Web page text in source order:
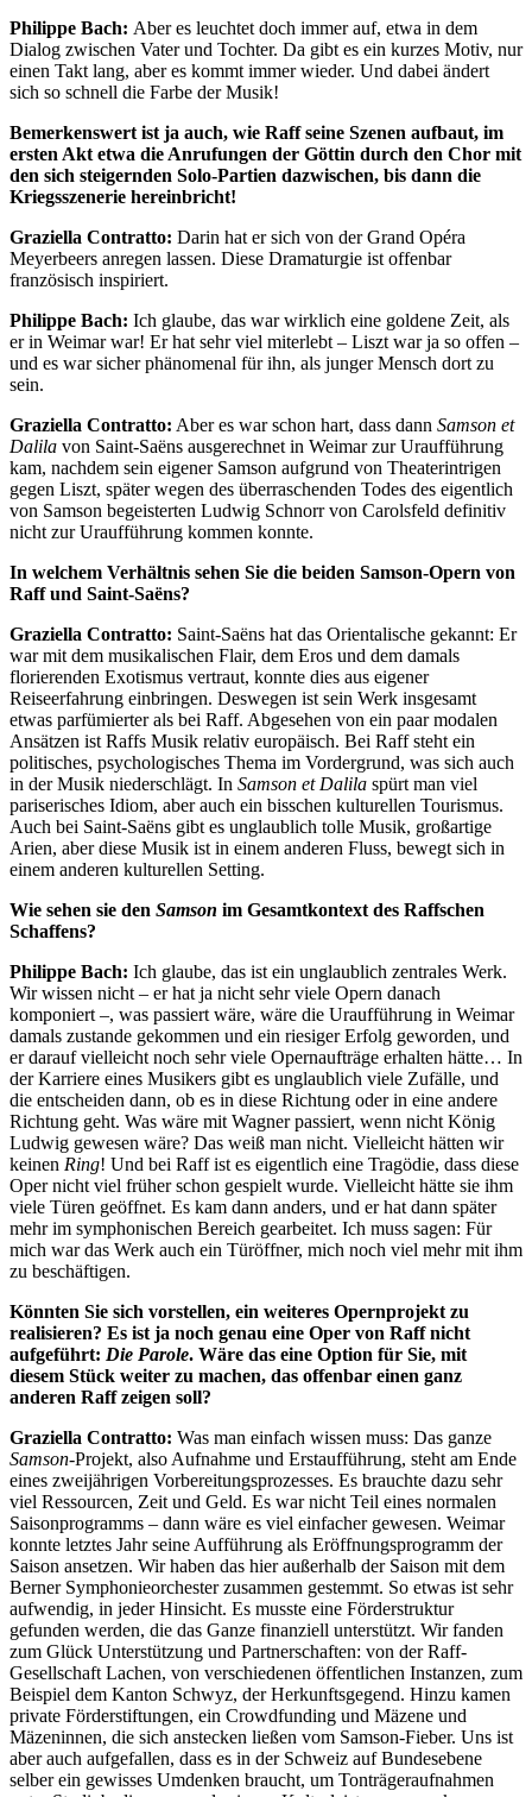
Philippe Bach: Aber es leuchtet doch immer auf, etwa in dem
Dialog zwischen Vater und Tochter. Da gibt es ein kurzes Motiv, nur
einen Takt lang, aber es kommt immer wieder. Und dabei ändert
sich so schnell die Farbe der Musik!
Bemerkenswert ist ja auch, wie Raff seine Szenen aufbaut, im
ersten Akt etwa die Anrufungen der Göttin durch den Chor mit
den sich steigernden Solo-Partien dazwischen, bis dann die
Kriegsszenerie hereinbricht!
Graziella Contratto: Darin hat er sich von der Grand Opéra
Meyerbeers anregen lassen. Diese Dramaturgie ist offenbar
französisch inspiriert.
Philippe Bach: Ich glaube, das war wirklich eine goldene Zeit, als
er in Weimar war! Er hat sehr viel miterlebt – Liszt war ja so offen –
und es war sicher phänomenal für ihn, als junger Mensch dort zu
sein.
Graziella Contratto: Aber es war schon hart, dass dann Samson et
Dalila von Saint-Saëns ausgerechnet in Weimar zur Uraufführung
kam, nachdem sein eigener Samson aufgrund von Theaterintrigen
gegen Liszt, später wegen des überraschenden Todes des eigentlich
von Samson begeisterten Ludwig Schnorr von Carolsfeld definitiv
nicht zur Uraufführung kommen konnte.
In welchem Verhältnis sehen Sie die beiden Samson-Opern von
Raff und Saint-Saëns?
Graziella Contratto: Saint-Saëns hat das Orientalische gekannt: Er
war mit dem musikalischen Flair, dem Eros und dem damals
florierenden Exotismus vertraut, konnte dies aus eigener
Reiseerfahrung einbringen. Deswegen ist sein Werk insgesamt
etwas parfümierter als bei Raff. Abgesehen von ein paar modalen
Ansätzen ist Raffs Musik relativ europäisch. Bei Raff steht ein
politisches, psychologisches Thema im Vordergrund, was sich auch
in der Musik niederschlägt. In Samson et Dalila spürt man viel
pariserisches Idiom, aber auch ein bisschen kulturellen Tourismus.
Auch bei Saint-Saëns gibt es unglaublich tolle Musik, großartige
Arien, aber diese Musik ist in einem anderen Fluss, bewegt sich in
einem anderen kulturellen Setting.
Wie sehen sie den Samson im Gesamtkontext des Raffschen
Schaffens?
Philippe Bach: Ich glaube, das ist ein unglaublich zentrales Werk.
Wir wissen nicht – er hat ja nicht sehr viele Opern danach
komponiert –, was passiert wäre, wäre die Uraufführung in Weimar
damals zustande gekommen und ein riesiger Erfolg geworden, und
er darauf vielleicht noch sehr viele Opernaufträge erhalten hätte… In
der Karriere eines Musikers gibt es unglaublich viele Zufälle, und
die entscheiden dann, ob es in diese Richtung oder in eine andere
Richtung geht. Was wäre mit Wagner passiert, wenn nicht König
Ludwig gewesen wäre? Das weiß man nicht. Vielleicht hätten wir
keinen Ring! Und bei Raff ist es eigentlich eine Tragödie, dass diese
Oper nicht viel früher schon gespielt wurde. Vielleicht hätte sie ihm
viele Türen geöffnet. Es kam dann anders, und er hat dann später
mehr im symphonischen Bereich gearbeitet. Ich muss sagen: Für
mich war das Werk auch ein Türöffner, mich noch viel mehr mit ihm
zu beschäftigen.
Könnten Sie sich vorstellen, ein weiteres Opernprojekt zu
realisieren? Es ist ja noch genau eine Oper von Raff nicht
aufgeführt: Die Parole. Wäre das eine Option für Sie, mit
diesem Stück weiter zu machen, das offenbar einen ganz
anderen Raff zeigen soll?
Graziella Contratto: Was man einfach wissen muss: Das ganze
Samson-Projekt, also Aufnahme und Erstaufführung, steht am Ende
eines zweijährigen Vorbereitungsprozesses. Es brauchte dazu sehr
viel Ressourcen, Zeit und Geld. Es war nicht Teil eines normalen
Saisonprogramms – dann wäre es viel einfacher gewesen. Weimar
konnte letztes Jahr seine Aufführung als Eröffnungsprogramm der
Saison ansetzen. Wir haben das hier außerhalb der Saison mit dem
Berner Symphonieorchester zusammen gestemmt. So etwas ist sehr
aufwendig, in jeder Hinsicht. Es musste eine Förderstruktur
gefunden werden, die das Ganze finanziell unterstützt. Wir fanden
zum Glück Unterstützung und Partnerschaften: von der Raff-
Gesellschaft Lachen, von verschiedenen öffentlichen Instanzen, zum
Beispiel dem Kanton Schwyz, der Herkunftsgegend. Hinzu kamen
private Förderstiftungen, ein Crowdfunding und Mäzene und
Mäzeninnen, die sich anstecken ließen vom Samson-Fieber. Uns ist
aber auch aufgefallen, dass es in der Schweiz auf Bundesebene
selber ein gewisses Umdenken braucht, um Tonträgeraufnahmen